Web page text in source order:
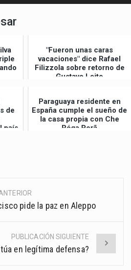
"Fueron unas caras
vacaciones" dice Rafael
Filizzola sobre retorno de
Gustavo Leite
de
país
Paraguaya residente en
España cumple el sueño de
la casa propia con Che
Róga Porã
pide la paz en Aleppo
PUBLICACIÓN SIGUIENTE
en legítima defensa?